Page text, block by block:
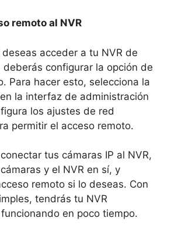
remoto al NVR
acceder a tu NVR de
configurar la opción de
Para hacer esto, selecciona la
la interfaz de administración
los ajustes de red
permitir el acceso remoto.
tus cámaras IP al NVR,
y el NVR en sí, y
remoto si lo deseas. Con
tendrás tu NVR
en poco tiempo.